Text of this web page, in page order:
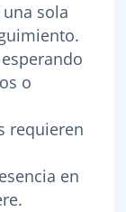
sola
o
requieren
en